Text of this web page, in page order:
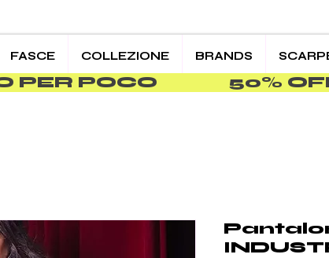
FASCE COLLEZIONE BRANDS
PER POCO